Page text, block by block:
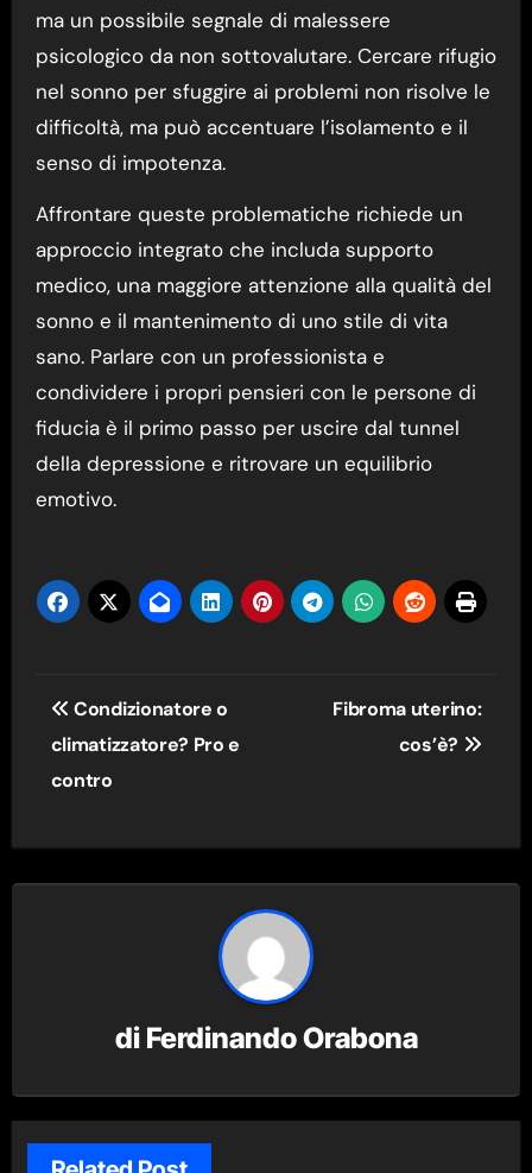
ma un possibile segnale di malessere
psicologico da non sottovalutare. Cercare rifugio
nel sonno per sfuggire ai problemi non risolve le
difficoltà, ma può accentuare l’isolamento e il
senso di impotenza.
Affrontare queste problematiche richiede un
approccio integrato che includa supporto
medico, una maggiore attenzione alla qualità del
sonno e il mantenimento di uno stile di vita
sano. Parlare con un professionista e
condividere i propri pensieri con le persone di
fiducia è il primo passo per uscire dal tunnel
della depressione e ritrovare un equilibrio
emotivo.
Navigazione
articoli
Condizionatore o
climatizzatore? Pro e
contro
Fibroma uterino:
cos’è?
di Ferdinando Orabona